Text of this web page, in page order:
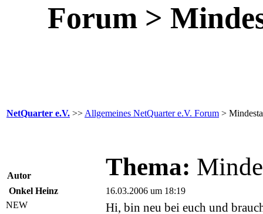
Forum >
NetQuarter e.V. >> Allgemeines NetQuarter e.V. Forum >
Autor Thema:
Onkel Heinz
16.03.2006 um 18:19
NEW
Hi, bin neu bei euch und